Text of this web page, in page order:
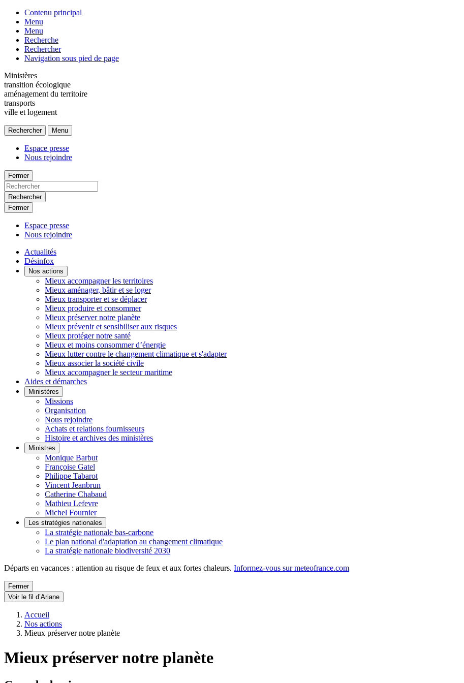
Contenu principal
Menu
Menu
Recherche
Rechercher
Navigation sous pied de page
Ministères
transition écologique
aménagement du territoire
transports
ville et logement
Rechercher Menu
Espace presse
Nous rejoindre
Fermer
Rechercher
Fermer
Espace presse
Nous rejoindre
Actualités
Désinfox
Nos actions
Mieux accompagner les territoires
Mieux aménager, bâtir et se loger
Mieux transporter et se déplacer
Mieux produire et consommer
Mieux préserver notre planète
Mieux prévenir et sensibiliser aux risques
Mieux protéger notre santé
Mieux et moins consommer d’énergie
Mieux lutter contre le changement climatique et s'adapter
Mieux associer la société civile
Mieux accompagner le secteur maritime
Aides et démarches
Ministères
Missions
Organisation
Nous rejoindre
Achats et relations fournisseurs
Histoire et archives des ministères
Ministres
Monique Barbut
Françoise Gatel
Philippe Tabarot
Vincent Jeanbrun
Catherine Chabaud
Mathieu Lefevre
Michel Fournier
Les stratégies nationales
La stratégie nationale bas-carbone
Le plan national d'adaptation au changement climatique
La stratégie nationale biodiversité 2030
Départs en vacances : attention au risque de feux et aux fortes chaleurs. Informez-vous sur meteofrance.com
Fermer
Voir le fil d’Ariane
Accueil
Nos actions
Mieux préserver notre planète
Mieux préserver notre planète